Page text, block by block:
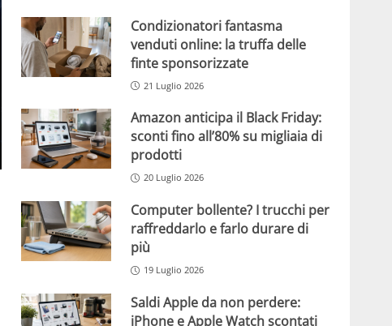
Condizionatori fantasma
venduti online: la truffa delle
finte sponsorizzate
21 Luglio 2026
Amazon anticipa il Black Friday:
sconti fino all’80% su migliaia di
prodotti
20 Luglio 2026
Computer bollente? I trucchi per
raffreddarlo e farlo durare di
più
19 Luglio 2026
Saldi Apple da non perdere:
iPhone e Apple Watch scontati